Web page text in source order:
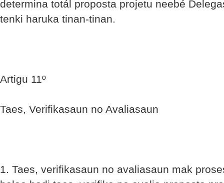
determina totál proposta projetu neebé
tenki haruka tinan-tinan.
Artigu 11º
Taes, Verifikasaun no Avaliasaun
1. Taes, verifikasaun no avaliasaun mak